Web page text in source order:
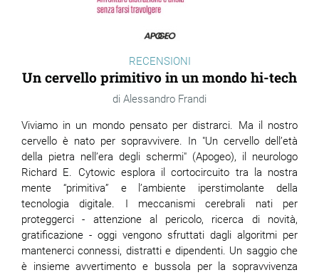
RECENSIONI
Un cervello primitivo in un mondo hi-tech
Alessandro Frandi
Viviamo in un mondo pensato per distrarci. Ma il nostro
cervello è nato per sopravvivere. In "Un cervello dell’età
della pietra nell’era degli schermi" (Apogeo), il neurologo
Richard E. Cytowic esplora il cortocircuito tra la nostra
mente “primitiva” e l’ambiente iperstimolante della
tecnologia digitale. I meccanismi cerebrali nati per
proteggerci - attenzione al pericolo, ricerca di novità,
gratificazione - oggi vengono sfruttati dagli algoritmi per
mantenerci connessi, distratti e dipendenti. Un saggio che
è insieme avvertimento e bussola per la sopravvivenza